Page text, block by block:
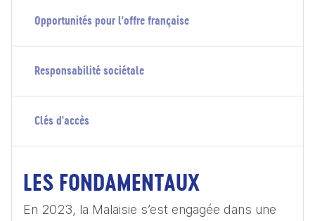
Opportunités pour l'offre française
Responsabilité sociétale
Clés d'accès
LES FONDAMENTAUX
En 2023, la Malaisie s’est engagée dans une